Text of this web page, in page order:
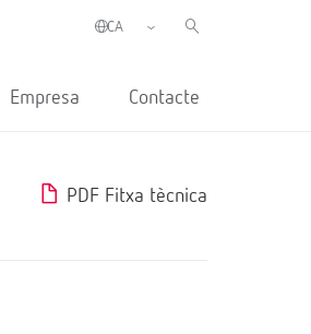
Empresa Contacte
PDF Fitxa tècnica